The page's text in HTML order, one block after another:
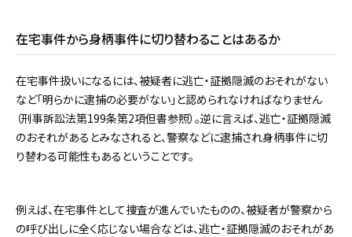
在宅事件から身柄事件に切り替わることはあるか
在宅事件扱いになるには、被疑者に逃亡・証拠隠滅のおそれがない
など「明らかに逮捕の必要がない」と認められなければなりません
（刑事訴訟法第199条第2項但書参照）。逆に言えば、逃亡・証拠隠滅
のおそれがあるとみなされると、警察などに逮捕され身柄事件に切
り替わる可能性もあるということです。
例えば、在宅事件として捜査が進んでいたものの、被疑者が警察から
の呼び出しに全く応じない場合などは、逃亡・証拠隠滅のおそれがあ